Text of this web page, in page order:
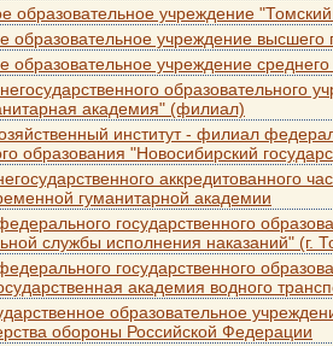
образовательное учреждение
образовательное учреждение
образовательное учреждение
академия" (филиал)
институт - филиал
образования "Новосибирский
аккредитованного
гуманитарной академии
государственного
службы исполнения наказаний" (г.
государственного
академия водного
образовательное
обороны Российской Федерации